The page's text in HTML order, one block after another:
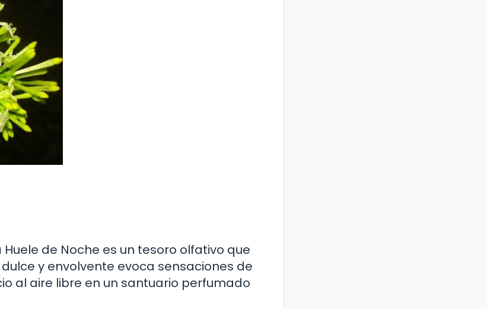
de Noche es un tesoro olfativo que
y envolvente evoca sensaciones de
al aire libre en un santuario perfumado